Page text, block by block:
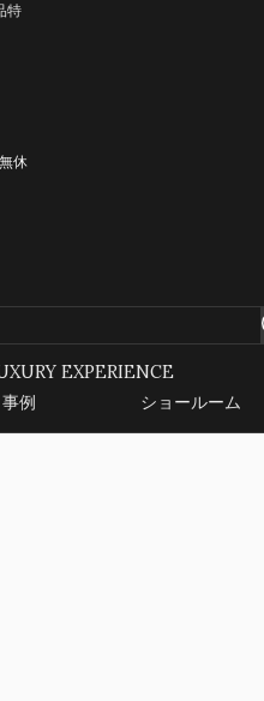
特
休
EXPERIENCE
例
ショールーム